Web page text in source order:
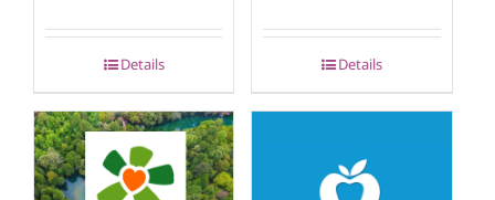
Details Details